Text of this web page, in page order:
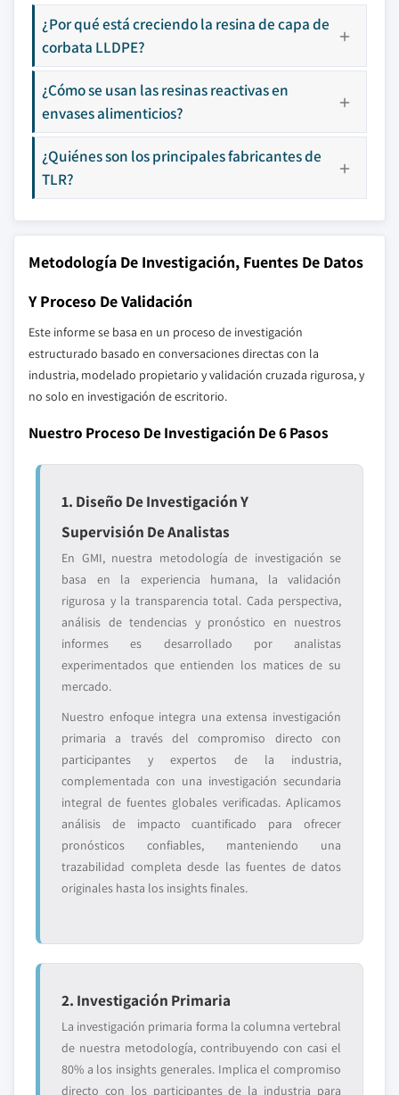
¿Por qué está creciendo la resina de capa de
corbata LLDPE?
¿Cómo se usan las resinas reactivas en
envases alimenticios?
¿Quiénes son los principales fabricantes de
TLR?
Metodología De Investigación, Fuentes De Datos
Y Proceso De Validación
Este informe se basa en un proceso de investigación
estructurado basado en conversaciones directas con la
industria, modelado propietario y validación cruzada rigurosa, y
no solo en investigación de escritorio.
Nuestro Proceso De Investigación De 6 Pasos
1. Diseño De Investigación Y
Supervisión De Analistas
En GMI, nuestra metodología de investigación se
basa en la experiencia humana, la validación
rigurosa y la transparencia total. Cada perspectiva,
análisis de tendencias y pronóstico en nuestros
informes es desarrollado por analistas
experimentados que entienden los matices de su
mercado.
Nuestro enfoque integra una extensa investigación
primaria a través del compromiso directo con
participantes y expertos de la industria,
complementada con una investigación secundaria
integral de fuentes globales verificadas. Aplicamos
análisis de impacto cuantificado para ofrecer
pronósticos confiables, manteniendo una
trazabilidad completa desde las fuentes de datos
originales hasta los insights finales.
2. Investigación Primaria
La investigación primaria forma la columna vertebral
de nuestra metodología, contribuyendo con casi el
80% a los insights generales. Implica el compromiso
directo con los participantes de la industria para